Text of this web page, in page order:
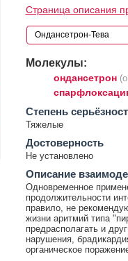
Страница описания
Молекулы:
ондансетрон
Cтепень
Тяжелые
Достоверность
Не установлено
Описание
Одновременное
продолжительности
правило, не
жизни аритмий типа
предрасполагать и
нарушения,
органическое